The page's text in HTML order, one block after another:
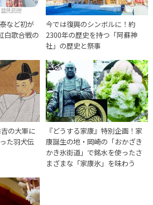
など初が
白歌合戦の
今では復興のシンボルに！約
2300年の歴史を持つ「阿蘇神
社」の歴史と祭事
の大軍に
た羽犬伝
『どうする家康』特別企画！家
康誕生の地・岡崎の「おかざき
かき氷街道」で銘水を使ったさ
まざまな「家康氷」を味わう